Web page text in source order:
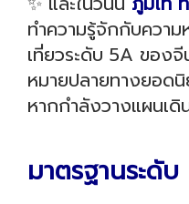
ทำความรู้จักกับควา
เที่ยวระดับ 5A ของ
หมายปลายทางยอด
หากกำลังวางแผนเ
มาตรฐานระดับ